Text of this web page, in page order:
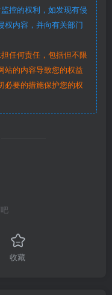
控的权利，如发现有侵
权内容，并向有关部门
任何责任，包括但不限
站的内容导致您的权益
必要的措施保护您的权
收藏